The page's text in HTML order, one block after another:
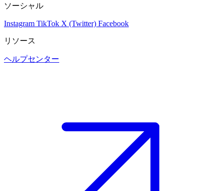
ソーシャル
Instagram TikTok X (Twitter) Facebook
リソース
ヘルプセンター